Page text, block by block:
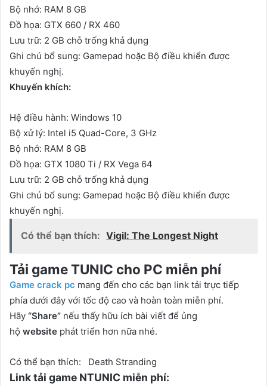
Bộ nhớ: RAM 8 GB
Đồ họa: GTX 660 / RX 460
Lưu trữ: 2 GB chỗ trống khả dụng
Ghi chú bổ sung: Gamepad hoặc Bộ điều khiển được
khuyến nghị.
Khuyến khích:
Hệ điều hành: Windows 10
Bộ xử lý: Intel i5 Quad-Core, 3 GHz
Bộ nhớ: RAM 8 GB
Đồ họa: GTX 1080 Ti / RX Vega 64
Lưu trữ: 2 GB chỗ trống khả dụng
Ghi chú bổ sung: Gamepad hoặc Bộ điều khiển được
khuyến nghị.
Có thể bạn thích: Vigil: The Longest Night
Tải gameTUNIC cho PC miễn phí
Game crack pc mang đến cho các bạn link tải trực tiếp
phía dưới đây với tốc độ cao và hoàn toàn miễn phí.
Hãy “Share” nếu thấy hữu ích bài viết để ủng
hộ website phát triển hơn nữa nhé.
Có thể bạn thích: Death Stranding
Link tải game NTUNIC miễn phí: